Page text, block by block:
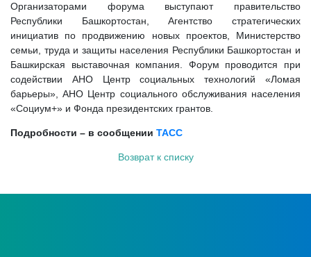
Организаторами форума выступают правительство
Республики Башкортостан, Агентство стратегических
инициатив по продвижению новых проектов, Министерство
семьи, труда и защиты населения Республики Башкортостан и
Башкирская выставочная компания. Форум проводится при
содействии АНО Центр социальных технологий «Ломая
барьеры», АНО Центр социального обслуживания населения
«Социум+» и Фонда президентских грантов.
Подробности – в сообщении ТАСС
Возврат к списку